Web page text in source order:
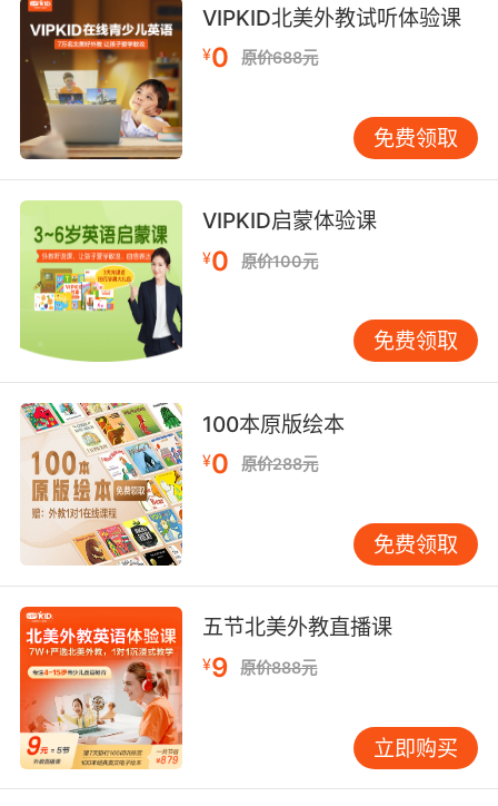
孩子的英语学习家长需要一起参与进去
家长和孩子一起学习英语不仅让孩子有种竞争的
感觉，而且还可以随时的监督孩子的学习，这样
的了解和掌握孩子的学习进度。所以采用这样的
学习方式可以让孩子对英语的学习更加的积极、
这样对孩子英语学习兴趣的培养也会比较的有
利。
孩子在学习英语的时候家长一定要有耐心并控制
好自己的情绪
不要以为孩子的年龄小就什么都不懂得、其实他
们的心思是比较细腻的、也是比较敏感的，因此
家长在孩子学习英语的时候一定要控制好自己的
孩子的学习，所以在孩子学习效果不理想的情况
下家长要耐心的帮孩子分析，一定不要一上去就
对孩子进行严厉的批评，这样的方式会极大的打
击到孩子学习的积极性，所以家长在孩子学习英
语的过程中一定要注意自己的行为和情绪。
VIPKID北美外教试听体验课
¥0 原价688元
免费领取
VIPKID启蒙体验课
¥0 原价100元
免费领取
100本原版绘本
¥0 原价288元
免费领取
五节北美外教直播课
¥9 原价888元
立即购买